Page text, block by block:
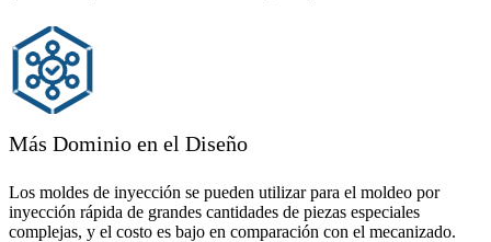
Más Dominio en el Diseño
Los moldes de inyección se pueden utilizar para el moldeo por
inyección rápida de grandes cantidades de piezas especiales
complejas, y el costo es bajo en comparación con el mecanizado.